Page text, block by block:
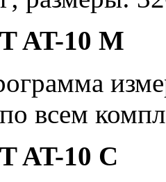
AT-10 M
всем
AT-10 С